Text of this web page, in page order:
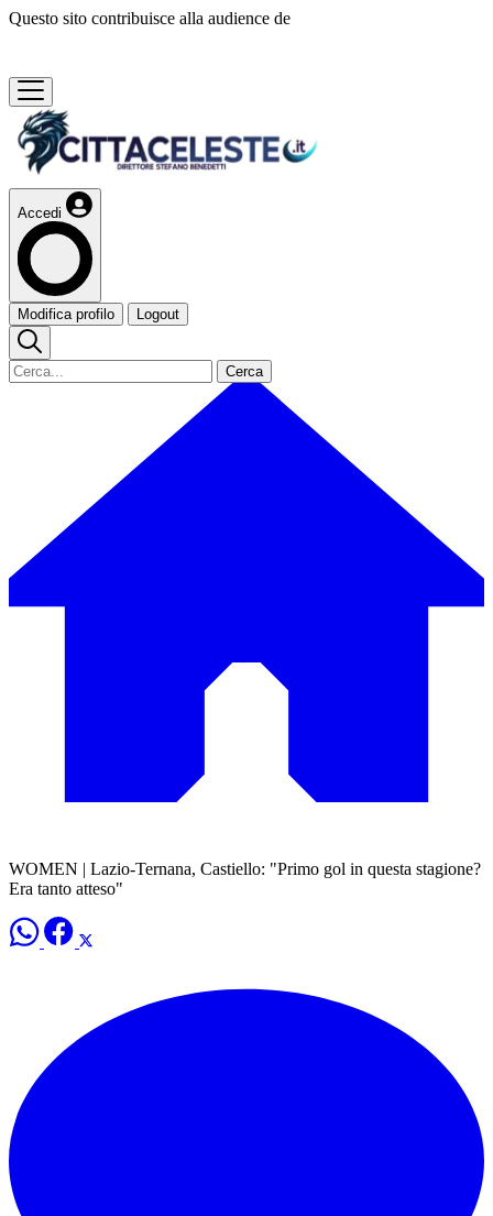
Questo sito contribuisce alla audience de
Accedi
Modifica profilo Logout
Cerca
WOMEN | Lazio-Ternana, Castiello: "Primo gol in questa stagione?
Era tanto atteso"